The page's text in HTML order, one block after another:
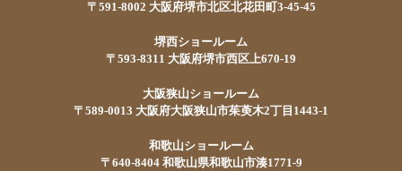
〒591-8002 大阪府堺市北区北花田町3-45-45
堺西ショールーム
〒593-8311 大阪府堺市西区上670-19
大阪狭山ショールーム
〒589-0013 大阪府大阪狭山市茱萸木2丁目1443-1
和歌山ショールーム
〒640-8404 和歌山県和歌山市湊1771-9